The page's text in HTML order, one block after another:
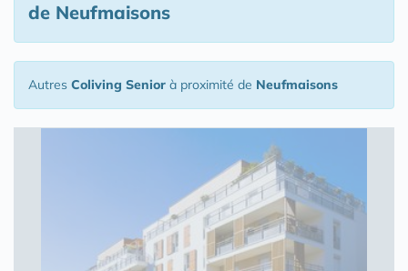
de Neufmaisons
Autres Coliving Senior à proximité de Neufmaisons